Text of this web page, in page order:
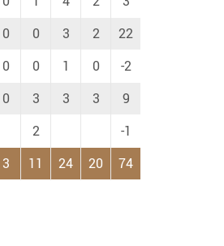
0 0 3 2
22
0 0 1 0
-2
0 3 3 3
9
2
-1
3 11 24 20 74